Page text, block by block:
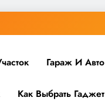
Гараж И Авто
Как Выбрать Гаджет